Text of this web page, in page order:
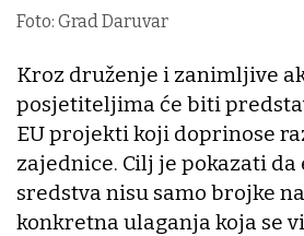
Foto: Grad Daruvar
Kroz druženje i zanimljive
posjetiteljima će biti
EU projekti koji doprinose
zajednice. Cilj je pokazati da
sredstva nisu samo brojke
konkretna ulaganja koja se